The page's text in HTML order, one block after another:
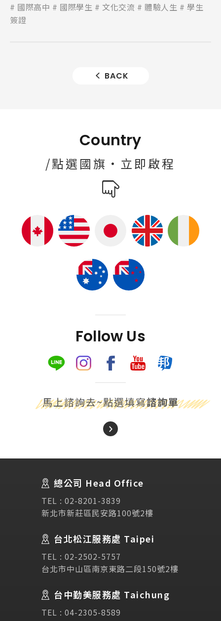
諮詢表單
About Us 關於我們
講座活動
Testimonial 學生推薦
Links 相關連結
國際高中 國際學生 文化交流 體驗人生
學生
簽證
BACK
Country
/點選國旗·立即啟程
Follow Us
馬上諮詢去~點選填寫諮詢單
總公司 Head Office
TEL : 02-8201-3839
新北市新莊區民安路100號2樓
台北松江服務處 Taipei
TEL : 02-2502-5757
台北市中山區南京東路二段150號2樓
台中勤美服務處 Taichung
TEL : 04-2305-8589